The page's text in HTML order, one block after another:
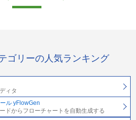
ゴリーの人気ランキング
ィタ
ル yFlowGen
ドからフローチャートを自動生成する